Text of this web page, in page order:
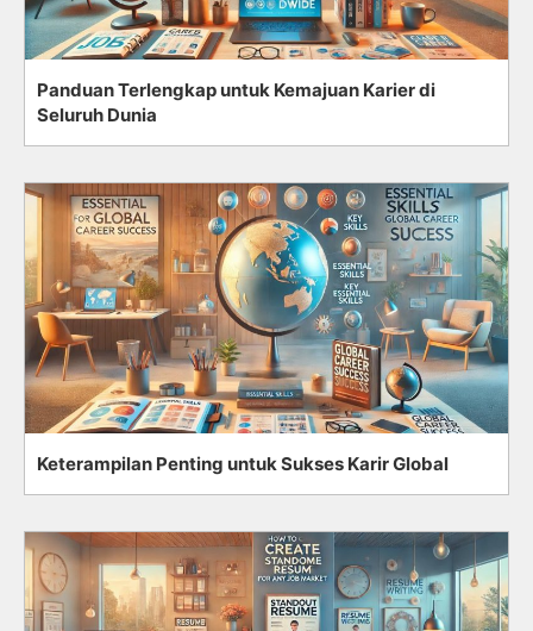
Panduan Terlengkap untuk Kemajuan Karier di
Seluruh Dunia
Keterampilan Penting untuk Sukses Karir Global